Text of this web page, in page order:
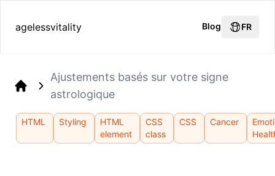
agelessvitality Blog FR
Ajustements basés sur votre signe
astrologique
HTML Styling
HTML
element
CSS
class
CSS Cancer